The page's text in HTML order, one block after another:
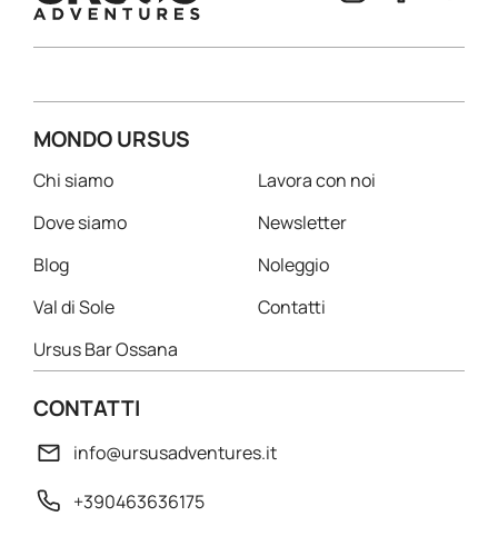
MONDO URSUS
Chi siamo
Dove siamo
Blog
Val di Sole
Ursus Bar Ossana
Lavora con noi
Newsletter
Noleggio
Contatti
CONTATTI
info@ursusadventures.it
+390463636175